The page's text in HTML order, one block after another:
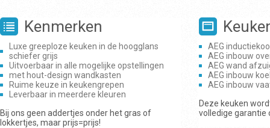
Kenmerken
Luxe greeploze keuken in de hoogglans
schiefer grijs
Uitvoerbaar in alle mogelijke opstellingen
met hout-design wandkasten
Ruime keuze in keukengrepen
Leverbaar in meerdere kleuren
Bij ons geen addertjes onder het gras of
lokkertjes, maar prijs=prijs!
AEG
AEG inbouw
AEG wand
AEG inbouw
AEG inbouw
Deze keuken
volledige garantie